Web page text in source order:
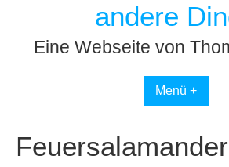
andere
Eine Webseite von
Menü +
Feuersalamander